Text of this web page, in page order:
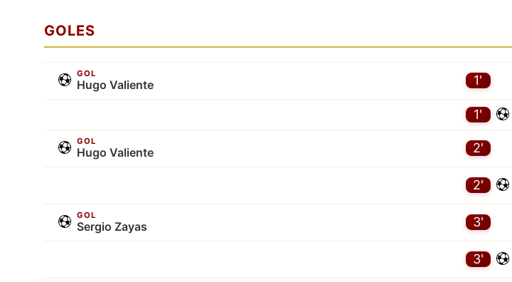
GOLES
GOL
Hugo Valiente 1'
1'
GOL
Hugo Valiente 2'
2'
GOL
Sergio Zayas 3'
3'